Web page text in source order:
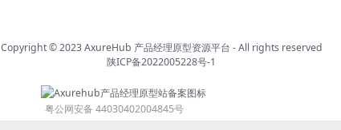
Copyright © 2023AxureHub 产品经理原型资源平台 - All rights reserved
陕ICP备2022005228号-1
粤公网安备 44030402004845号